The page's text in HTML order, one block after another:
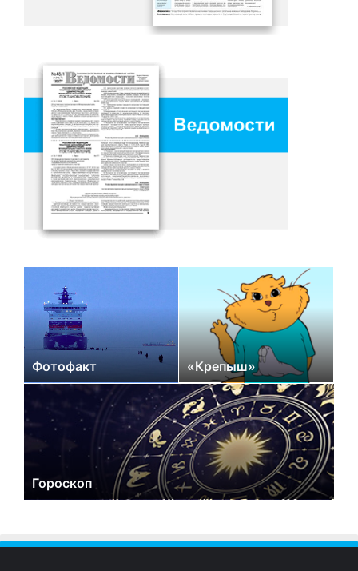
Фотофакт «Крепыш»
Гороскоп